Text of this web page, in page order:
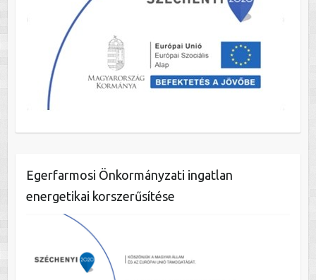
Egerfarmosi Önkormányzati ingatlan
energetikai korszerűsítése